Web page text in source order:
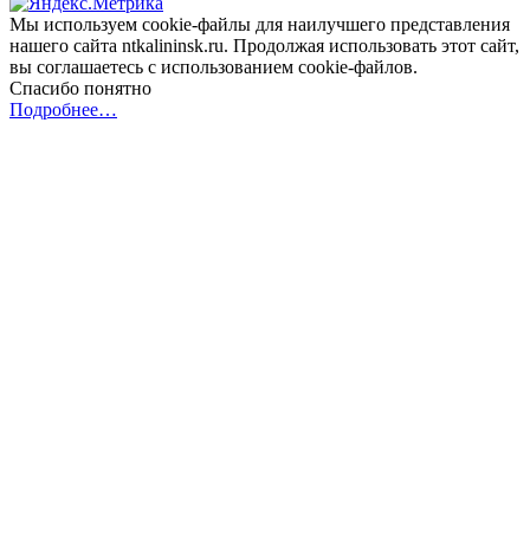
Мы используем cookie-файлы для наилучшего представления
нашего сайта ntkalininsk.ru. Продолжая использовать этот сайт,
вы соглашаетесь с использованием cookie-файлов.
Спасибо понятно
Подробнее…